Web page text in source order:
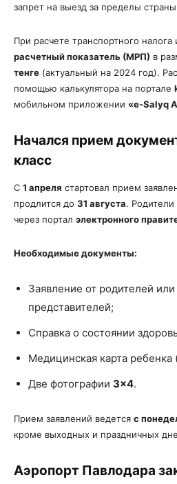
запрет на выезд за пределы
При расчете транспортного налога
расчетный показатель (МРП) в
тенге (актуальный на 2024 год).
помощью калькулятора на портале
мобильном приложении «e-Salyq
Начался прием
класс
С 1 апреля стартовал прием
продлится до 31 августа. Родители
через портал электронного
Необходимые документы:
Заявление от родителей
представителей;
Справка о состоянии
Медицинская карта ребенка
Две фотографии 3×4.
Прием заявлений ведется с
кроме выходных и праздничных
Аэропорт Павлодара